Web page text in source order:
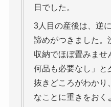
日でした。
3人目の産後は、逆
諦めがつきました。
収納でほぼ畳みませ
何品も必要なし」と
抜きどころがわかり
なことに重きをおく